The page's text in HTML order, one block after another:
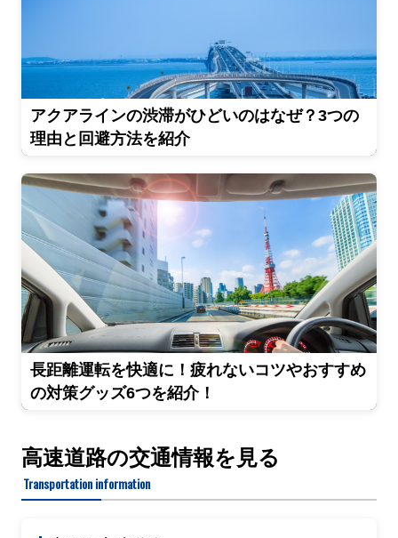
アクアラインの渋滞がひどいのはなぜ？3つの
理由と回避方法を紹介
長距離運転を快適に！疲れないコツやおすすめ
の対策グッズ6つを紹介！
高速道路の交通情報を見る
Transportation information